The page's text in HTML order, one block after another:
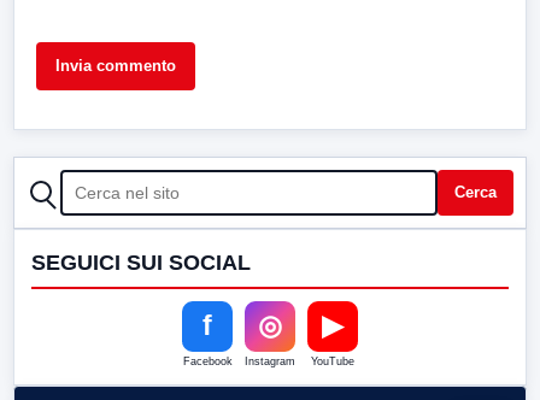
CERCA Cerca
SEGUICI SUI SOCIAL
f
Facebook
◎
Instagram
▶
YouTube